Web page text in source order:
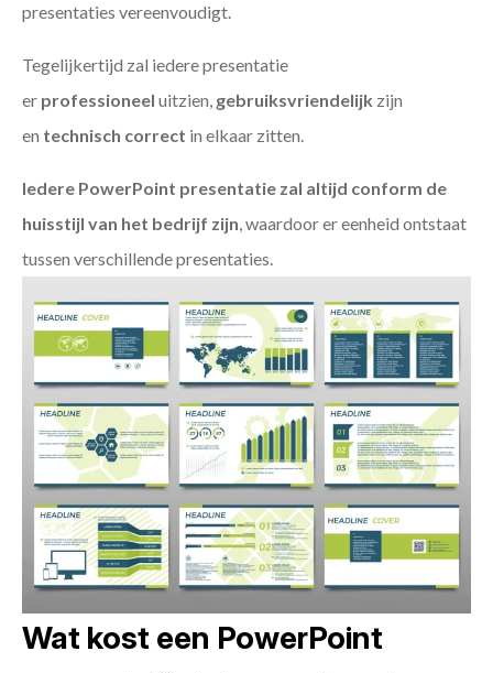
presentaties vereenvoudigt.
Tegelijkertijd zal iedere presentatie
er professioneel uitzien, gebruiksvriendelijk zijn
en technisch correct in elkaar zitten.
Iedere PowerPoint presentatie zal altijd conform de
huisstijl van het bedrijf zijn, waardoor er eenheid ontstaat
tussen verschillende presentaties.
Wat kost een PowerPoint